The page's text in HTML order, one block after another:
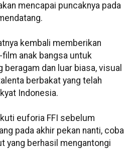
mencapai puncaknya pada
kembali memberikan
anak bangsa untuk
beragam dan luar biasa, visual
berbakat yang telah
Indonesia.
euforia FFI sebelum
pada akhir pekan nanti, coba
yang berhasil mengantongi